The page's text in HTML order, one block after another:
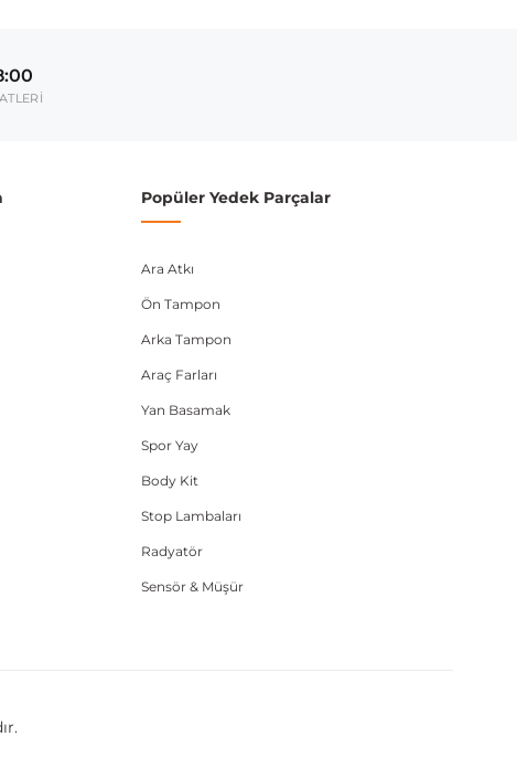
veya şasi numarası ile uyumluluğu kontrol
Popüler Yedek Parçalar
Ara Atkı
Ön Tampon
Arka Tampon
Araç Farları
Yan Basamak
Spor Yay
Body Kit
Stop Lambaları
Radyatör
Sensör & Müşür